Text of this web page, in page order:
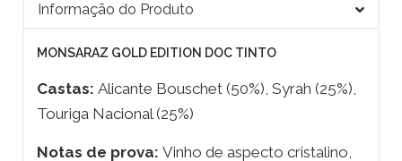
Informação do Produto
MONSARAZ GOLD EDITION DOC TINTO
Castas: Alicante Bouschet (50%), Syrah (25%),
Touriga Nacional (25%)
Notas de prova: Vinho de aspecto cristalino,